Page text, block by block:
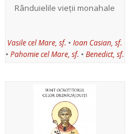
Rânduielile vieții monahale
Vasile cel Mare, sf. •Ioan Casian, sf.
•Pahomie cel Mare, sf. •Benedict, sf.